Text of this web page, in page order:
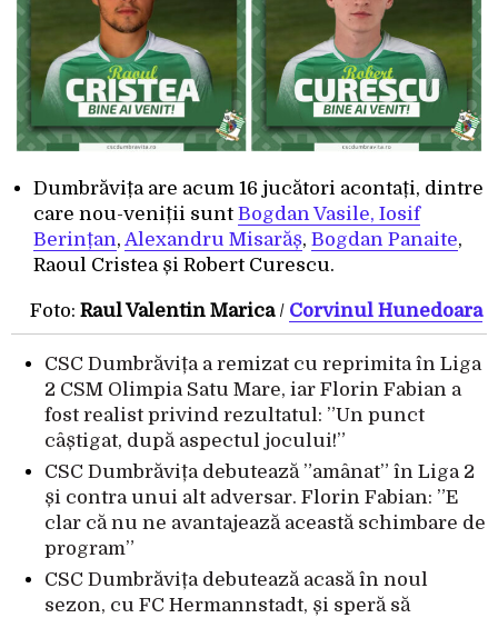
Dumbrăvița are acum 16 jucători acontați, dintre
care nou-veniții sunt Bogdan Vasile, Iosif
Berințan, Alexandru Misarăș, Bogdan Panaite,
Raoul Cristea și Robert Curescu.
Foto: Raul Valentin Marica/ Corvinul Hunedoara
CSC Dumbrăvița a remizat cu reprimita în Liga
2 CSM Olimpia Satu Mare, iar Florin Fabian a
fost realist privind rezultatul: ”Un punct
câștigat, după aspectul jocului!”
CSC Dumbrăvița debutează ”amânat” în Liga 2
și contra unui alt adversar. Florin Fabian: ”E
clar că nu ne avantajează această schimbare de
program”
CSC Dumbrăvița debutează acasă în noul
sezon, cu FC Hermannstadt, și speră să